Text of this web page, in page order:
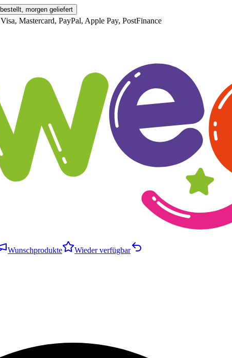
morgen geliefert
Mastercard, PayPal, Apple Pay, PostFinance
Wunschprodukte Wieder verfügbar